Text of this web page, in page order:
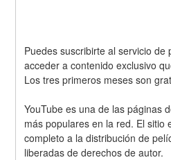
Puedes suscribirte al servicio de
acceder a contenido exclusivo
Los tres primeros meses son
YouTube es una de las páginas
más populares en la red. El sitio
completo a la distribución de
liberadas de derechos de autor.